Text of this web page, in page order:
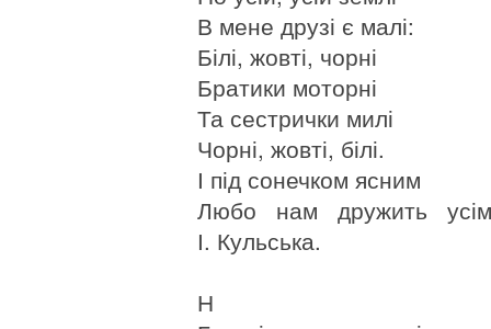
В мене друзі є малі:
Білі, жовті, чорні
Братики моторні
Та сестрички милі
Чорні, жовті, білі.
І під сонечком ясним
Любо нам дружить
І. Кульська.
Н